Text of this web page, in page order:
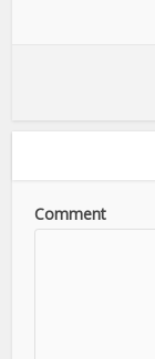
Comment